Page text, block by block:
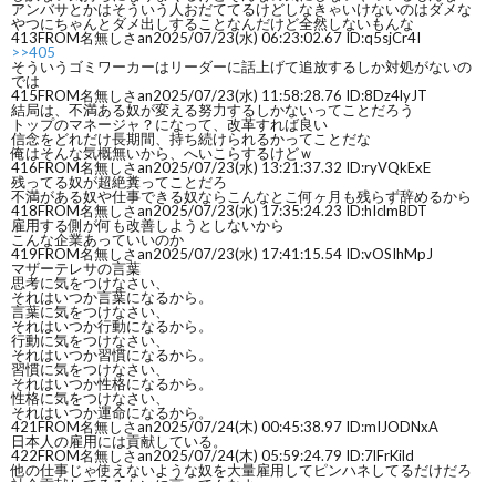
アンバサとかはそういう人おだててるけどしなきゃいけないのはダメな
やつにちゃんとダメ出しすることなんだけど全然しないもんな
413FROM名無しさan2025/07/23(水) 06:23:02.67 ID:q5sjCr4I
>>405
そういうゴミワーカーはリーダーに話上げて追放するしか対処がないの
では
415FROM名無しさan2025/07/23(水) 11:58:28.76 ID:8Dz4lyJT
結局は、不満ある奴が変える努力するしかないってことだろう
トップのマネージャ？になって、改革すれば良い
信念をどれだけ長期間、持ち続けられるかってことだな
俺はそんな気概無いから、へいこらするけどｗ
416FROM名無しさan2025/07/23(水) 13:21:37.32 ID:ryVQkExE
残ってる奴が超絶糞ってことだろ
不満がある奴や仕事できる奴ならこんなとこ何ヶ月も残らず辞めるから
418FROM名無しさan2025/07/23(水) 17:35:24.23 ID:hIclmBDT
雇用する側が何も改善しようとしないから
こんな企業あっていいのか
419FROM名無しさan2025/07/23(水) 17:41:15.54 ID:vOSIhMpJ
マザーテレサの言葉
思考に気をつけなさい、
それはいつか言葉になるから。
言葉に気をつけなさい、
それはいつか行動になるから。
行動に気をつけなさい、
それはいつか習慣になるから。
習慣に気をつけなさい、
それはいつか性格になるから。
性格に気をつけなさい、
それはいつか運命になるから。
421FROM名無しさan2025/07/24(木) 00:45:38.97 ID:mIJODNxA
日本人の雇用には貢献している。
422FROM名無しさan2025/07/24(木) 05:59:24.79 ID:7lFrKild
他の仕事じゃ使えないような奴を大量雇用してピンハネしてるだけだろ